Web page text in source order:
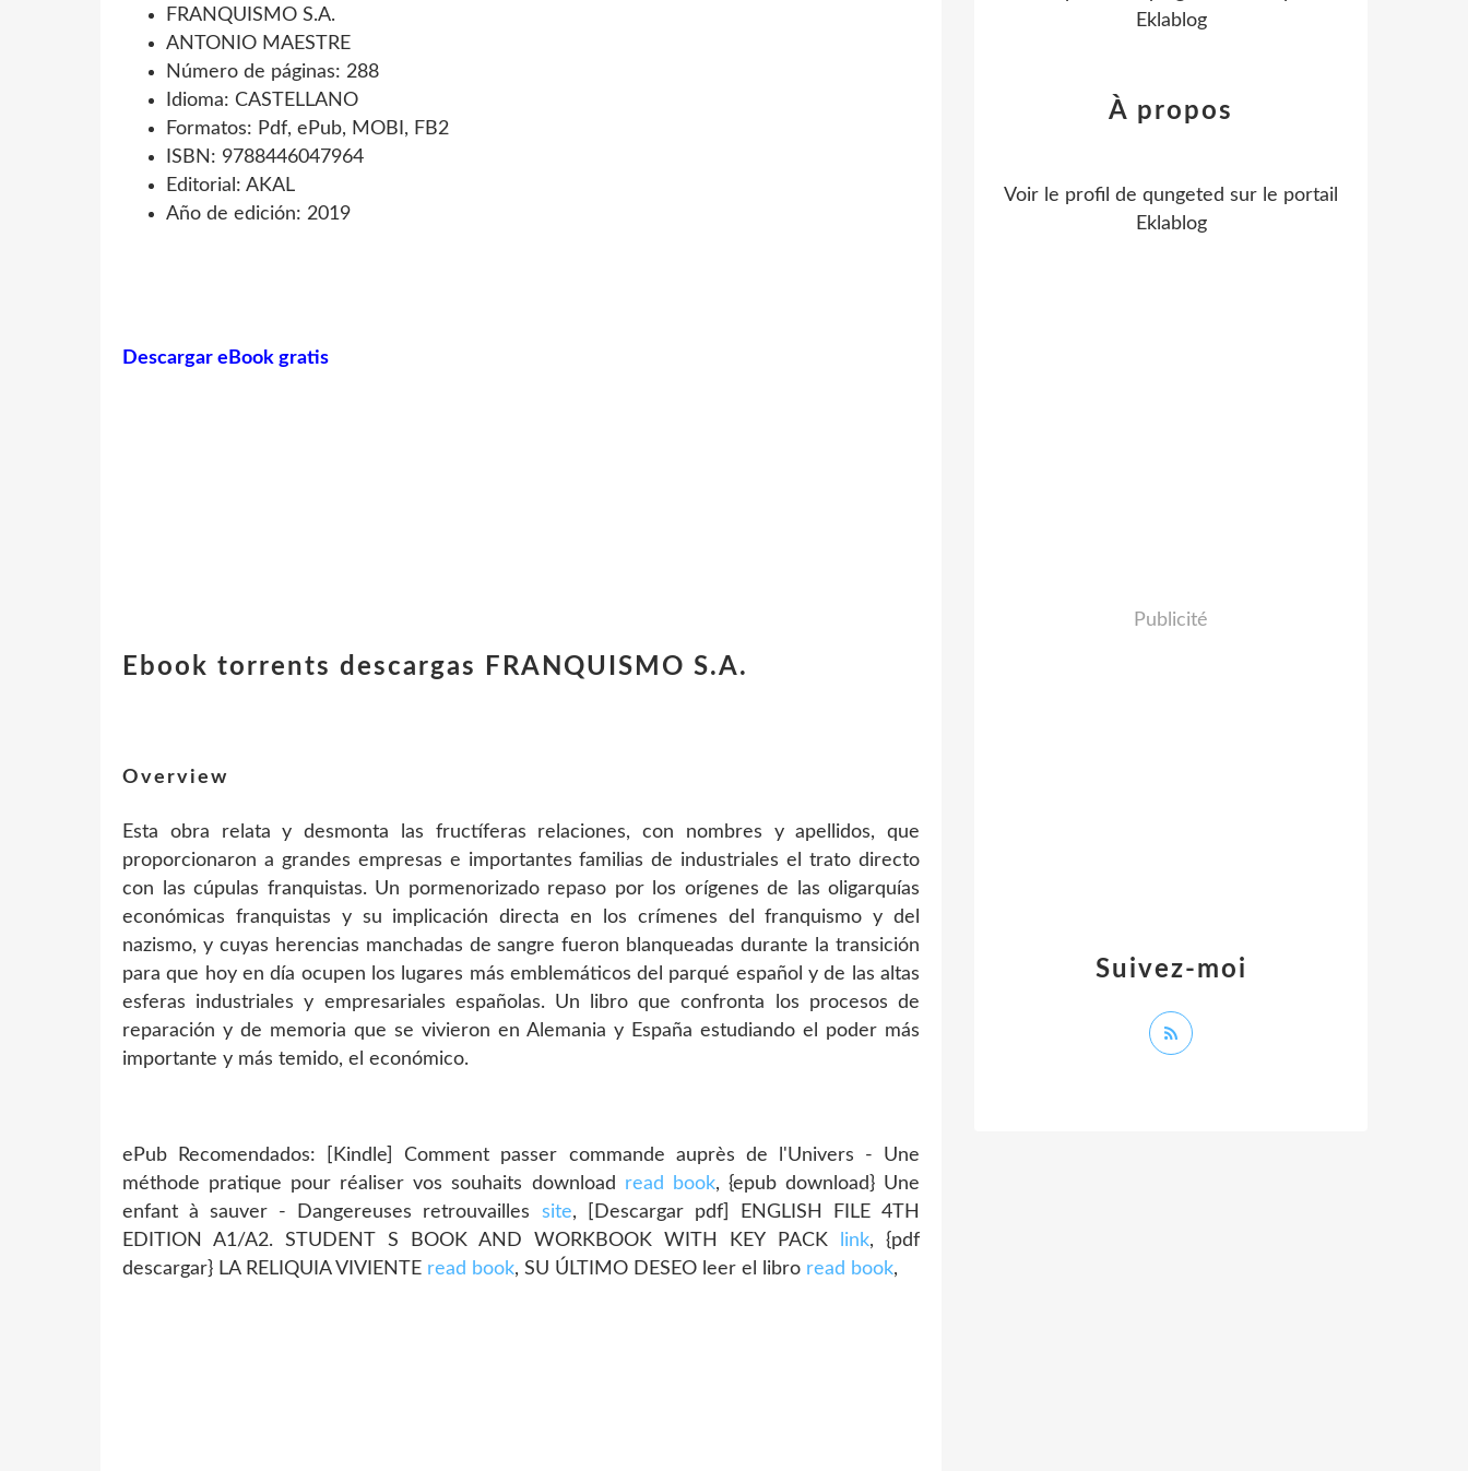
FRANQUISMO S.A.
ANTONIO MAESTRE
Número de páginas: 288
Idioma: CASTELLANO
Formatos: Pdf, ePub, MOBI, FB2
ISBN: 9788446047964
Editorial: AKAL
Año de edición: 2019
Descargar eBook gratis
Ebook torrents descargas FRANQUISMO S.A.
Overview
Esta obra relata y desmonta las fructíferas relaciones, con nombres y apellidos, que
proporcionaron a grandes empresas e importantes familias de industriales el trato directo
con las cúpulas franquistas. Un pormenorizado repaso por los orígenes de las oligarquías
económicas franquistas y su implicación directa en los crímenes del franquismo y del
nazismo, y cuyas herencias manchadas de sangre fueron blanqueadas durante la transición
para que hoy en día ocupen los lugares más emblemáticos del parqué español y de las altas
esferas industriales y empresariales españolas. Un libro que confronta los procesos de
reparación y de memoria que se vivieron en Alemania y España estudiando el poder más
importante y más temido, el económico.
ePub Recomendados: [Kindle] Comment passer commande auprès de l'Univers - Une
méthode pratique pour réaliser vos souhaits download read book, {epub download} Une
enfant à sauver - Dangereuses retrouvailles site, [Descargar pdf] ENGLISH FILE 4TH
EDITION A1/A2. STUDENT S BOOK AND WORKBOOK WITH KEY PACK
link, {pdf
descargar} LA RELIQUIA VIVIENTE read book, SU ÚLTIMO DESEO leer el libro read book,
Eklablog
Suivez-moi
À propos
Voir le profil de qungeted sur le portail
Eklablog
Publicité